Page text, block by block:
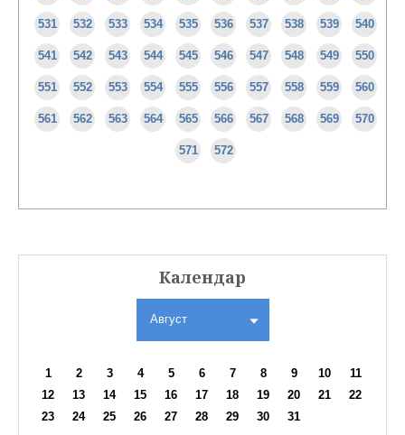
531 532 533 534 535 536 537 538 539 540
541 542 543 544 545 546 547 548 549 550
551 552 553 554 555 556 557 558 559 560
561 562 563 564 565 566 567 568 569 570
571 572
Календар
Август
1 2 3 4 5 6 7 8 9 10
11
12
13 14 15 16 17 18 19 20 21
22
23
24 25 26 27 28 29 30 31